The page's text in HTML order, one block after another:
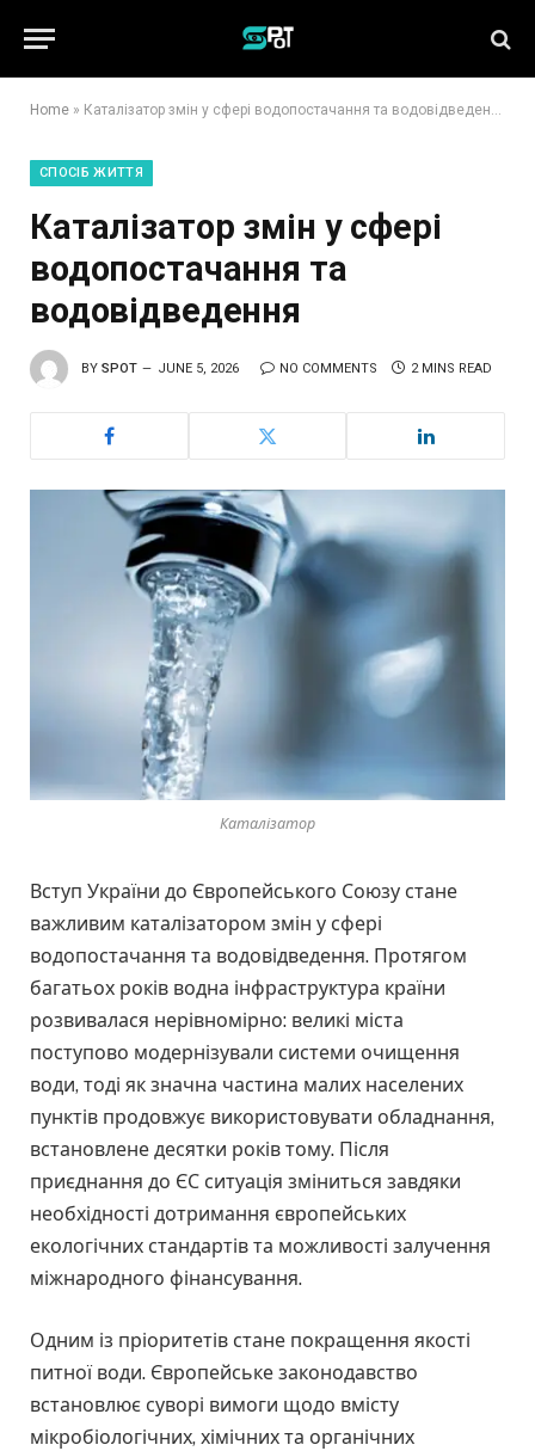
Home » Каталізатор змін у сфері водопостачання та водовідведення
СПОСІБ ЖИТТЯ
Каталізатор змін у сфері
водопостачання та
водовідведення
BY SPOT JUNE 5, 2026 NO COMMENTS 2 MINS READ
Каталізатор
Вступ України до Європейського Союзу стане
важливим каталізатором змін у сфері
водопостачання та водовідведення. Протягом
багатьох років водна інфраструктура країни
розвивалася нерівномірно: великі міста
поступово модернізували системи очищення
води, тоді як значна частина малих населених
пунктів продовжує використовувати обладнання,
встановлене десятки років тому. Після
приєднання до ЄС ситуація зміниться завдяки
необхідності дотримання європейських
екологічних стандартів та можливості залучення
міжнародного фінансування.
Одним із пріоритетів стане покращення якості
питної води. Європейське законодавство
встановлює суворі вимоги щодо вмісту
мікробіологічних, хімічних та органічних